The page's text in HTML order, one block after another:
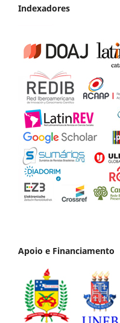
Indexadores
Apoio e Financiamento